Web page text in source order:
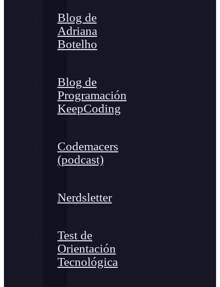
Blog de
Adriana
Botelho
Blog de
Programación
KeepCoding
Codemacers
(podcast)
Nerdsletter
Test de
Orientación
Tecnológica